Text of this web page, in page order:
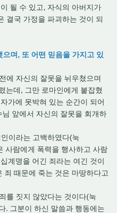
될 수 있고, 자식의 아버지가
결국 가정을 파괴하는 것이 되
며, 또 어떤 믿음을 가지고 있
에 자신의 잘못을 뉘우쳤으며
는데, 그만 로마인에게 붙잡혔
가에 못박혀 있는 순간이 되어
앞에서 자신의 잘못을 회개하
이라는 고백하였다(눅
사람에게 폭력을 행사하고 사람
계명을 어긴 죄라는 여긴 것이
죄 때문에 죽는 것은 마땅하다고
를 짓지 않았다는 것이다(눅
. 그분이 하신 말씀과 행동에는